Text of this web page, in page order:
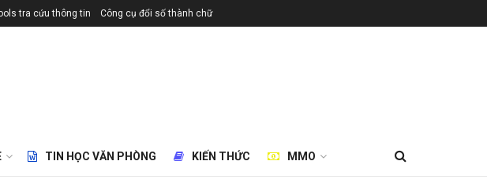
tra cứu thông tin Công cụ đổi số thành chữ
TIN HỌC VĂN PHÒNG KIẾN THỨC MMO